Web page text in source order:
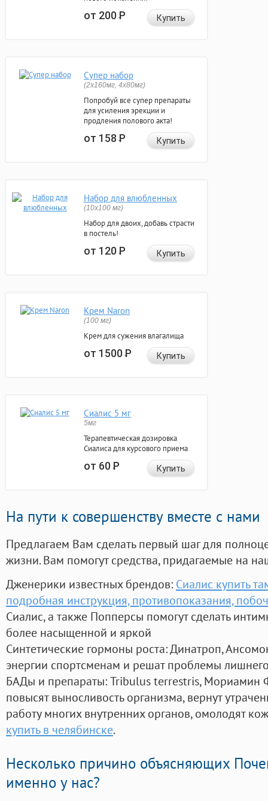
от 200Р Купить
Супер набор
(2х160мг, 4х80мг)
Попробуй все супер препараты
для усиления эрекции и
продления полового акта!
от 158Р Купить
Набор для влюбленных
(10х100 мг)
Набор для двоих, добавь страсти
в постель!
от 120Р Купить
Крем Naron
(100 мг)
Крем для сужения влагалища
от 1500Р Купить
Сиалис 5 мг
5мг
Терапевтическая дозировка
Сиалиса для курсового приема
от 60Р Купить
На пути к совершенству вместе с нами
Предлагаем Вам сделать первый шаг для
жизни. Вам помогут средства, придагаемые на
Дженерики известных брендов: Сиалис купить
подробная инструкция, противопоказания,
Сиалис, а также Попперсы помогут сделать
более насыщенной и яркой
Синтетические гормоны роста: Динатроп,
энергии спортсменам и решат проблемы
БАДы и препараты:Tribulus terrestris, Мориамин
повысят выносливость организма, вернут
работу многих внутренних органов, омолодят
купить в челябинске.
Несколько причино объясняющих
именно у нас?